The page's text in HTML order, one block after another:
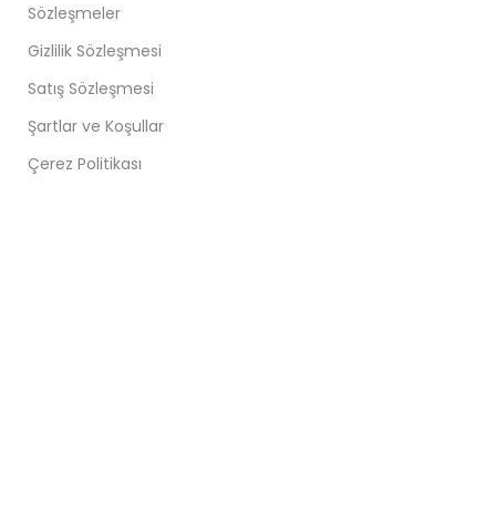
Sözleşmeler
Gizlilik Sözleşmesi
Satış Sözleşmesi
Şartlar ve Koşullar
Çerez Politikası